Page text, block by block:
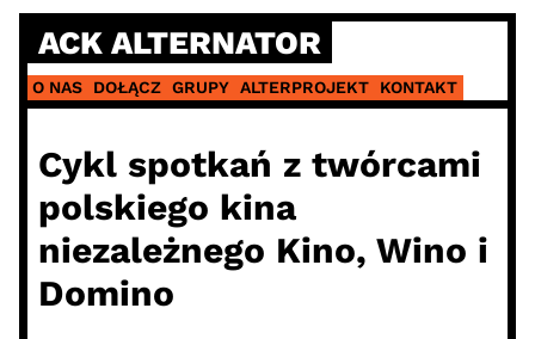
Skip
content
ACK ALTERNATOR
O NAS DOŁĄCZ GRUPY ALTERPROJEKT KONTAKT
Cykl spotkań z twórcami
polskiego kina
niezależnego Kino, Wino i
Domino